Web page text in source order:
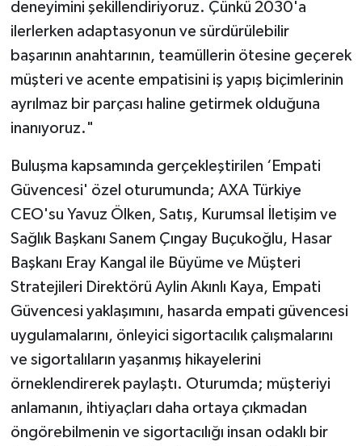
deneyimini şekillendiriyoruz. Çünkü 2030'a
ilerlerken adaptasyonun ve sürdürülebilir
başarının anahtarının, teamüllerin ötesine geçerek
müşteri ve acente empatisini iş yapış biçimlerinin
ayrılmaz bir parçası haline getirmek olduğuna
inanıyoruz."
Buluşma kapsamında gerçekleştirilen ‘Empati
Güvencesi' özel oturumunda; AXA Türkiye
CEO'su Yavuz Ölken, Satış, Kurumsal İletişim ve
Sağlık Başkanı Sanem Çıngay Buçukoğlu, Hasar
Başkanı Eray Kangal ile Büyüme ve Müşteri
Stratejileri Direktörü Aylin Akınlı Kaya, Empati
Güvencesi yaklaşımını, hasarda empati güvencesi
uygulamalarını, önleyici sigortacılık çalışmalarını
ve sigortalıların yaşanmış hikayelerini
örneklendirerek paylaştı. Oturumda; müşteriyi
anlamanın, ihtiyaçları daha ortaya çıkmadan
öngörebilmenin ve sigortacılığı insan odaklı bir